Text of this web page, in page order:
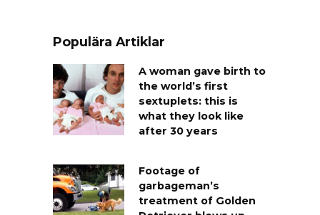
Populära Artiklar
A woman gave birth to
the world’s first
sextuplets: this is
what they look like
after 30 years
Footage of
garbageman’s
treatment of Golden